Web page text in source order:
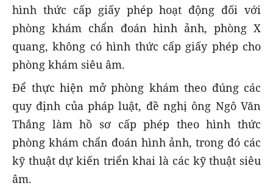
hình thức cấp giấy phép hoạt động đối với
phòng khám chẩn đoán hình ảnh, phòng X
quang, không có hình thức cấp giấy phép cho
phòng khám siêu âm.
Để thực hiện mở phòng khám theo đúng các
quy định của pháp luật, đề nghị ông Ngô Văn
Thắng làm hồ sơ cấp phép theo hình thức
phòng khám chẩn đoán hình ảnh, trong đó các
kỹ thuật dự kiến triển khai là các kỹ thuật siêu
âm.